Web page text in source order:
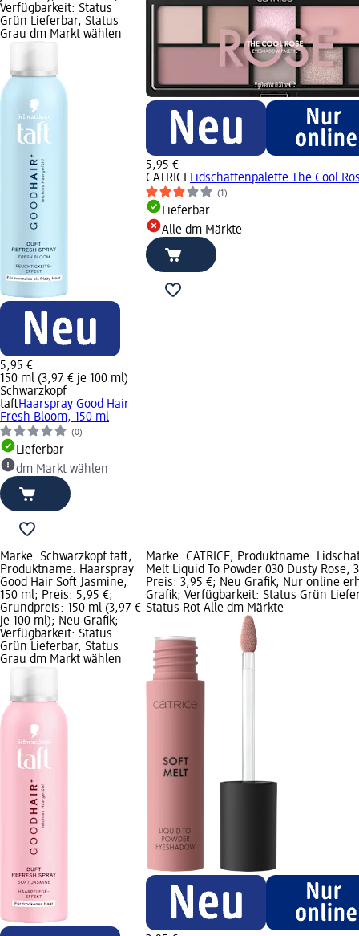
Verfügbarkeit: Status
Grün Lieferbar, Status
Grau dm Markt wählen
5,95 €
150 ml (3,97 € je 100 ml)
Schwarzkopf
taftHaarspray Good Hair
Fresh Bloom, 150 ml
(0)
Lieferbar
dm Markt wählen
5,95 €
CATRICELidschattenpalette The Cool
(1)
Lieferbar
Alle dm Märkte
Marke: Schwarzkopf taft;
Produktname: Haarspray
Good Hair Soft Jasmine,
150 ml; Preis: 5,95 €;
Grundpreis: 150 ml (3,97 €
je 100 ml); Neu Grafik;
Verfügbarkeit: Status
Grün Lieferbar, Status
Grau dm Markt wählen
Marke: CATRICE; Produktname:
Melt Liquid To Powder 030 Dusty Rose,
Preis: 3,95 €; Neu Grafik, Nur online
Grafik; Verfügbarkeit: Status Grün
Status Rot Alle dm Märkte